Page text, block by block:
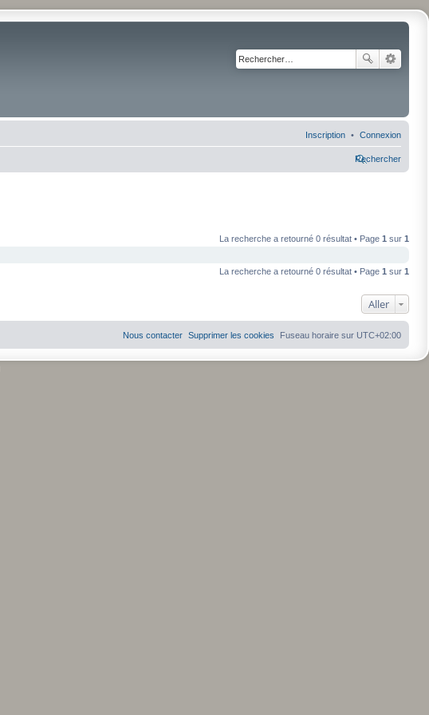
Connexion
Inscription
Rechercher
La recherche a retourné 0 résultat • Page 1 sur 1
La recherche a retourné 0 résultat • Page 1 sur 1
Aller
Fuseau horaire sur UTC+02:00
Supprimer les cookies
Nous contacter